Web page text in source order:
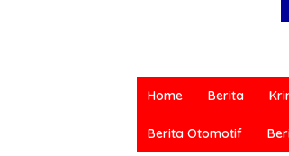
terkini
berbagai
Home Berita
Berita Otomotif